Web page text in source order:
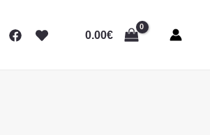
0.00€